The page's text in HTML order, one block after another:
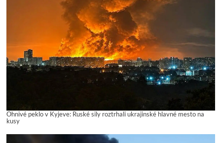
Ohnivé peklo v Kyjeve: Ruské sily roztrhali ukrajinské hlavné mesto na
kusy